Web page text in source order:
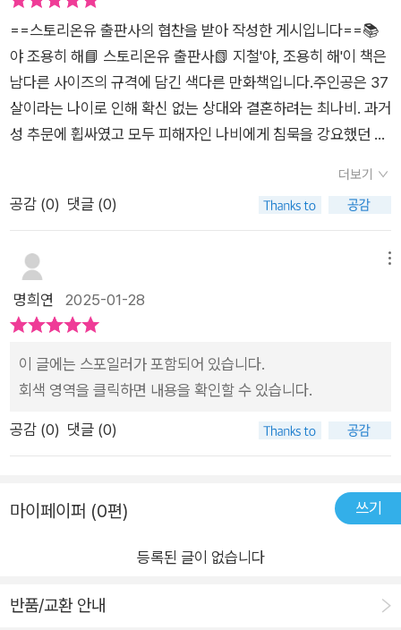
었다. 힘들게 지나온 과거에 대해 솔직하게 써낼 수 있다는 건 대
단한 용기인 것 같다. 인스타툰으로 연재될 때 봤으면 진짜 꿀잼
이었을텐데, 조금 아쉽긴 하지만. 정사각형 모양의 책으로 보니까
또 다른 매력이 있었다. 출판사에서 도서를 지원받아 주관적으로
작성하였습니다.@story_on_you@zee_cheol@rainyday_in
mybook#야조용히해 #인스타툰#도서출판 #책제작 #도서추천
#책추천#메리지블루 #여성서사 #지철작가#도서제공 #스토리
상진흥원선정작#서평 #책리뷰 #독서기록 #독서노트
==스토리온유 출판사의 협찬을 받아 작성한 게시입니다==📚
야 조용히 해📘 스토리온유 출판사📗 지철'야, 조용히 해'이 책은
남다른 사이즈의 규격에 담긴 색다른 만화책입니다.주인공은 37
살이라는 나이로 인해 확신 없는 상대와 결혼하려는 최나비. 과거
성 추문에 휩싸였고 모두 피해자인 나비에게 침묵을 강요했던 상
작하는데요.스스로 트라우마를 마주한 뒤, 더 이상 조용히 하지
않고 자기 마음속의 목소리를 밖으로 내뱉으려는 서른일곱의 용
기와 성장을 다룬 이야기입니다.이런 주제의 이야기는 누구나 겪
을 수 있응 이야기이고, 마음 속에 한 번씩 못 전달하고 담아둔 말
이 있을 것입니다. 모두의 공감을 전하는 내용이라 즐겁게 읽었어
요.다소 무거운 내용이지만 편하게 공감할 수 있는 이야기. 야, 조
더보기
공감 (0) 댓글 (0)
명희연 2025-01-28
이 글에는 스포일러가 포함되어 있습니다.
회색 영역을 클릭하면 내용을 확인할 수 있습니다.
공감 (0) 댓글 (0)
마이페이퍼 (0편) 쓰기
등록된 글이 없습니다
반품/교환 안내